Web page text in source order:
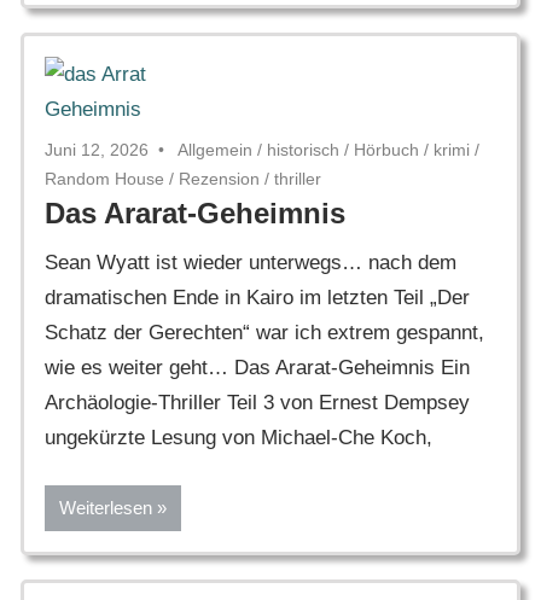
Juni 12, 2026 Allgemein / historisch / Hörbuch / krimi /
Random House / Rezension / thriller
Das Ararat-Geheimnis
Sean Wyatt ist wieder unterwegs… nach dem
dramatischen Ende in Kairo im letzten Teil „Der
Schatz der Gerechten“ war ich extrem gespannt,
wie es weiter geht… Das Ararat-Geheimnis Ein
Archäologie-Thriller Teil 3 von Ernest Dempsey
ungekürzte Lesung von Michael-Che Koch,
Weiterlesen